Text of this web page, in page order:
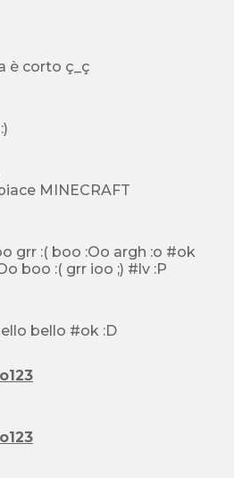
è corto ç_ç
MINECRAFT
#ok :o argh :Oo boo :( grr ioo ;) #lv :P
facile facile bello bello #ok :D